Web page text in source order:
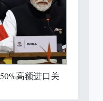
高额进口关